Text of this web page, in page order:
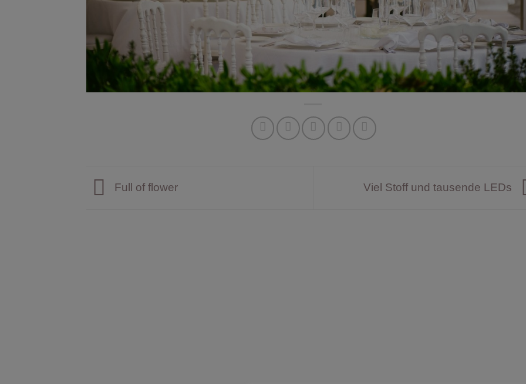
Full of flower Viel Stoff und tausende LEDs